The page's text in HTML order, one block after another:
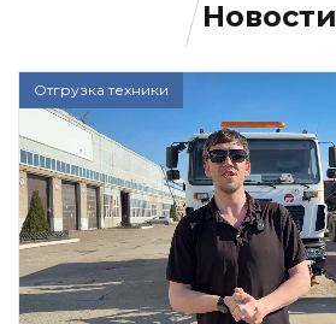
Новости
Отгрузка техники